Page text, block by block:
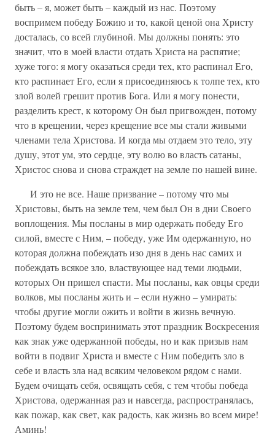
быть – я, может быть – каждый из нас. Поэтому
воспримем победу Божию и то, какой ценой она Христу
досталась, со всей глубиной. Мы должны понять: это
значит, что в моей власти отдать Христа на распятие;
хуже того: я могу оказаться среди тех, кто распинал Его,
кто распинает Его, если я присоединяюсь к толпе тех, кто
злой волей грешит против Бога. Или я могу понести,
разделить крест, к которому Он был пригвожден, потому
что в крещении, через крещение все мы стали живыми
членами тела Христова. И когда мы отдаем это тело, эту
душу, этот ум, это сердце, эту волю во власть сатаны,
Христос снова и снова страждет на земле по нашей вине.
И это не все. Наше призвание – потому что мы
Христовы, быть на земле тем, чем был Он в дни Своего
воплощения. Мы посланы в мир одержать победу Его
силой, вместе с Ним, – победу, уже Им одержанную, но
которая должна побеждать изо дня в день нас самих и
побеждать всякое зло, властвующее над теми людьми,
которых Он пришел спасти. Мы посланы, как овцы среди
волков, мы посланы жить и – если нужно – умирать:
чтобы другие могли ожить и войти в жизнь вечную.
Поэтому будем воспринимать этот праздник Воскресения
как знак уже одержанной победы, но и как призыв нам
войти в подвиг Христа и вместе с Ним победить зло в
себе и власть зла над всяким человеком рядом с нами.
Будем очищать себя, освящать себя, с тем чтобы победа
Христова, одержанная раз и навсегда, распространялась,
как пожар, как свет, как радость, как жизнь во всем мире!
Аминь!